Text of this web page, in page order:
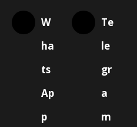
W
ha
ts
Ap
p
Te
le
gr
a
m